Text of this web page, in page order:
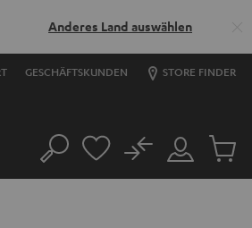
Anderes Land auswählen
GESCHÄFTSKUNDEN STORE FINDER
Suche
Mein
Konto
No
Artikel